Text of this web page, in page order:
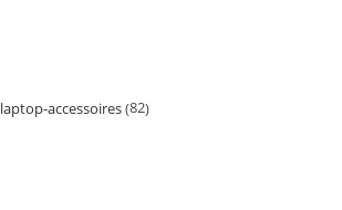
laptop-accessoires 82